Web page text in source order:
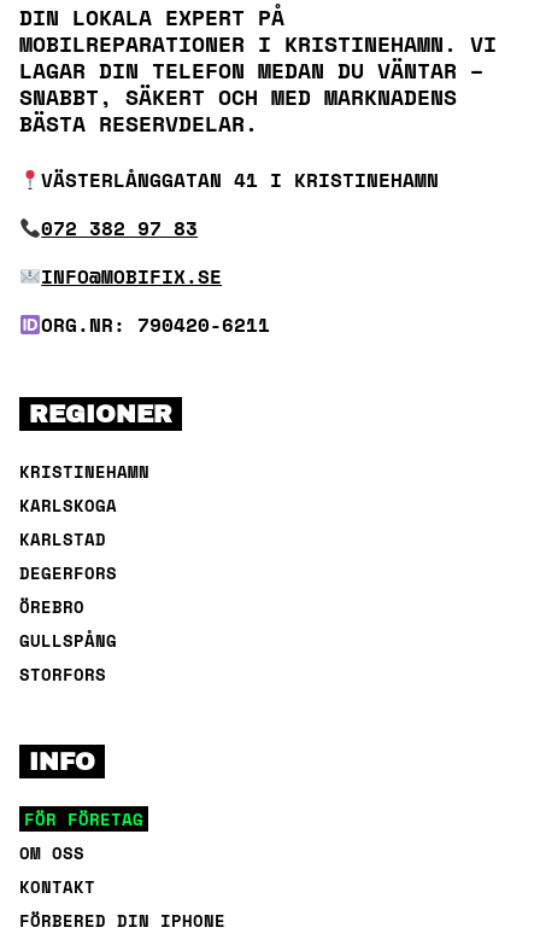
DIN LOKALA EXPERT PÅ
MOBILREPARATIONER I KRISTINEHAMN. VI
LAGAR DIN TELEFON MEDAN DU VÄNTAR –
SNABBT, SÄKERT OCH MED MARKNADENS
BÄSTA RESERVDELAR.
VÄSTERLÅNGGATAN 41 I KRISTINEHAMN
072 382 97 83
INFO@MOBIFIX.SE
ORG.NR: 790420-6211
REGIONER
KRISTINEHAMN
KARLSKOGA
KARLSTAD
DEGERFORS
ÖREBRO
GULLSPÅNG
STORFORS
INFO
FÖR FÖRETAG
OM OSS
KONTAKT
FÖRBERED DIN IPHONE